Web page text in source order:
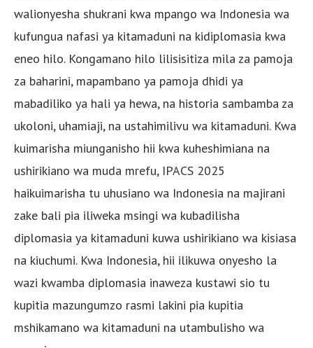
walionyesha shukrani kwa mpango wa Indonesia wa
kufungua nafasi ya kitamaduni na kidiplomasia kwa
eneo hilo. Kongamano hilo lilisisitiza mila za pamoja
za baharini, mapambano ya pamoja dhidi ya
mabadiliko ya hali ya hewa, na historia sambamba za
ukoloni, uhamiaji, na ustahimilivu wa kitamaduni. Kwa
kuimarisha miunganisho hii kwa kuheshimiana na
ushirikiano wa muda mrefu, IPACS 2025
haikuimarisha tu uhusiano wa Indonesia na majirani
zake bali pia iliweka msingi wa kubadilisha
diplomasia ya kitamaduni kuwa ushirikiano wa kisiasa
na kiuchumi. Kwa Indonesia, hii ilikuwa onyesho la
wazi kwamba diplomasia inaweza kustawi sio tu
kupitia mazungumzo rasmi lakini pia kupitia
mshikamano wa kitamaduni na utambulisho wa